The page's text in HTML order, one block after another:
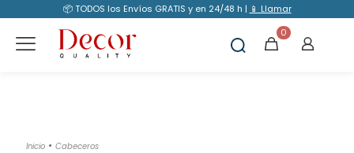
📦 TODOS los Envíos GRATIS y en 24/48 h | 📱 Llamar
0
Inicio • Cabeceros